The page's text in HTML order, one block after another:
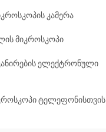
კამერა
მიკროსკოპი
ელექტრონული
ტელეფონისთვის